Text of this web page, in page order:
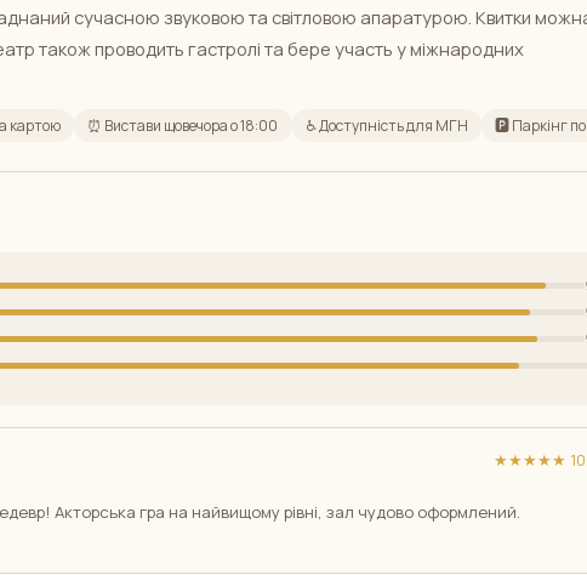
сучасною звуковою та світловою апаратурою. Квитки
також проводить гастролі та бере участь у міжнародних
картою ⏰ Вистави щовечора о 18:00 ♿ Доступність для МГН 🅿️ Паркінг
★★★★★
Акторська гра на найвищому рівні, зал чудово оформлений.